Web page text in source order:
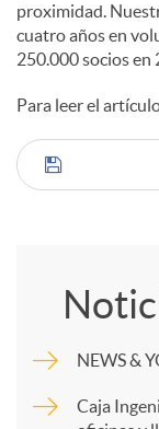
s
proximidad.
cuatro años en
250.000 socios en
Para leer el
C
m
p
NEWS &
Caja